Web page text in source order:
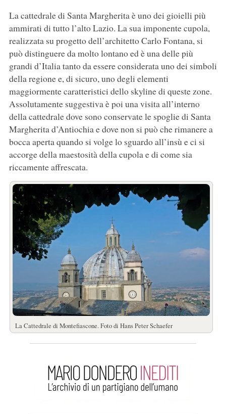
La cattedrale di Santa Margherita è uno dei gioielli più
ammirati di tutto l’alto Lazio. La sua imponente cupola,
realizzata su progetto dell’architetto Carlo Fontana, si
può distinguere da molto lontano ed è una delle più
grandi d’Italia tanto da essere considerata uno dei simboli
della regione e, di sicuro, uno degli elementi
maggiormente caratteristici dello skyline di queste zone.
Assolutamente suggestiva è poi una visita all’interno
della cattedrale dove sono conservate le spoglie di Santa
Margherita d’Antiochia e dove non si può che rimanere a
bocca aperta quando si volge lo sguardo all’insù e ci si
accorge della maestosità della cupola e di come sia
riccamente affrescata.
La Cattedrale di Montefiascone. Foto di Hans Peter Schaefer